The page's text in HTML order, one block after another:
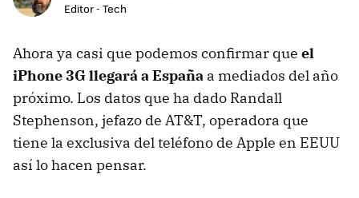
Editor - Tech
Ahora ya casi que podemos confirmar que el
iPhone 3G llegará a España a mediados del año
próximo. Los datos que ha dado Randall
Stephenson, jefazo de AT&T, operadora que
tiene la exclusiva del teléfono de Apple en EEUU
así lo hacen pensar.